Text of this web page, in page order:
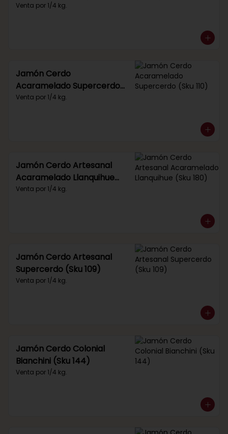
Venta por 1/4 kg.
Jamón Cerdo
Acaramelado Supercerdo
(Sku 110)
Venta por 1/4 kg.
Jamón Cerdo Artesanal
Acaramelado Llanquihue
(Sku 180)
Venta por 1/4 kg.
Jamón Cerdo Artesanal
Supercerdo (Sku 109)
Venta por 1/4 kg.
Jamón Cerdo Colonial
Bianchini (Sku 144)
Venta por 1/4 kg.